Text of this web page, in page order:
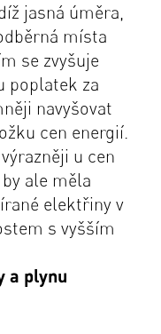
jasná úměra,
místa
se zvyšuje
poplatek za
navyšovat
cen energií.
u cen
ale měla
elektřiny v
s vyšším
a plynu